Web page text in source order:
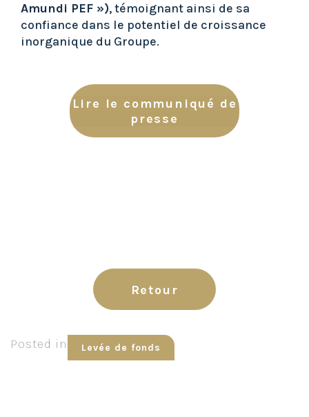
Amundi PEF »), témoignant ainsi de sa
confiance dans le potentiel de croissance
inorganique du Groupe.
Lire le communiqué de
presse
Retour
Posted in Levée de fonds